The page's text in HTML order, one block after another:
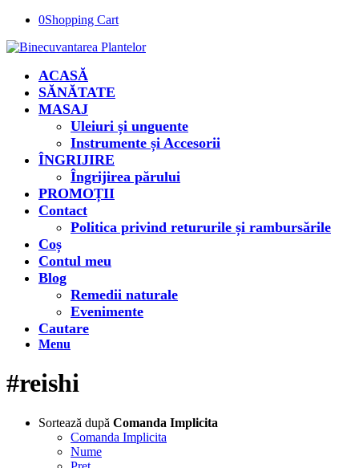
0Shopping Cart
ACASĂ
SĂNĂTATE
MASAJ
Uleiuri și unguente
Instrumente și Accesorii
ÎNGRIJIRE
Îngrijirea părului
PROMOȚII
Contact
Politica privind retururile și rambursările
Coș
Contul meu
Blog
Remedii naturale
Evenimente
Cautare
Menu
#reishi
Sortează după Comanda Implicita
Comanda Implicita
Nume